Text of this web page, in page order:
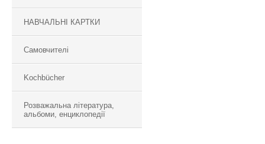
НАВЧАЛЬНІ КАРТКИ
Самовчителі
Kochbücher
Розважальна література,
альбоми, енциклопедії